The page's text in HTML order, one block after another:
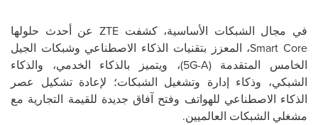
في مجال الشبكات الأساسية، كشفتZTE عن أحدث حلولها
Smart Core، المعزز بتقنيات الذكاء الاصطناعي وشبكات الجيل
الخامس المتقدمة (5G-A)، ويتميز بالذكاء الخدمي، والذكاء
الشبكي، وذكاء إدارة وتشغيل الشبكات؛ لإعادة تشكيل عصر
الذكاء الاصطناعي للهواتف وفتح آفاق جديدة للقيمة التجارية مع
مشغلي الشبكات العالميين.